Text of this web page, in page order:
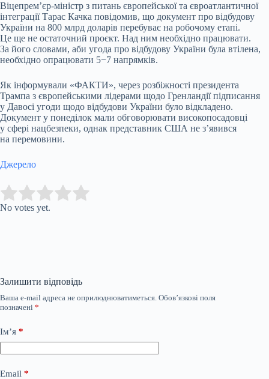
Віцепремʼєр-міністр з питань європейської та євроатлантичної
інтеграції Тарас Качка повідомив, що документ про відбудову
України на 800 млрд доларів перебуває на робочому етапі.
Це ще не остаточний проєкт. Над ним необхідно працювати.
За його словами, аби угода про відбудову України була втілена,
необхідно опрацювати 5−7 напрямків.
Як інформували «ФАКТИ», через розбіжності президента
Трампа з європейськими лідерами щодо Гренландії підписання
у Давосі угоди щодо відбудови України було відкладено.
Документ у понеділок мали обговорювати високопосадовці
у сфері нацбезпеки, однак представник США не з’явився
на перемовини.
Джерело
Rate this item:
No votes yet.
Залишити відповідь
Ваша e-mail адреса не оприлюднюватиметься. Обов’язкові поля
позначені *
Ім’я *
Email *